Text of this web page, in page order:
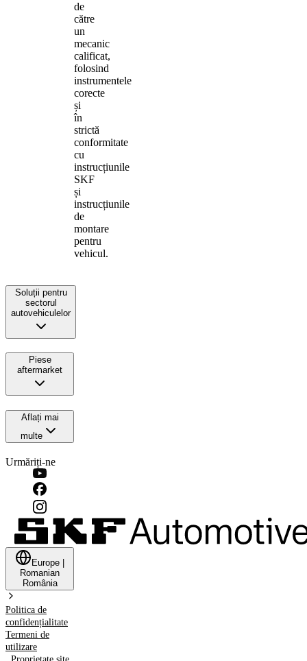
de
către
un
mecanic
calificat,
folosind
instrumentele
corecte
și
în
strictă
conformitate
cu
instrucțiunile
SKF
și
instrucțiunile
de
montare
pentru
vehicul.
Soluții pentru
sectorul
autovehiculelor
Piese
aftermarket
Aflați mai
multe
Urmăriți-ne
Europe
Romanian
România
Politica de
confidențialitate
Termeni de
utilizare